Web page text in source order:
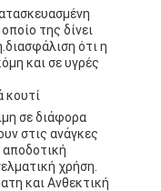
της δίνει
ότι η
και σε υγρές
κουτί
σε διάφορα
στις ανάγκες
χρήση.
και Ανθεκτική